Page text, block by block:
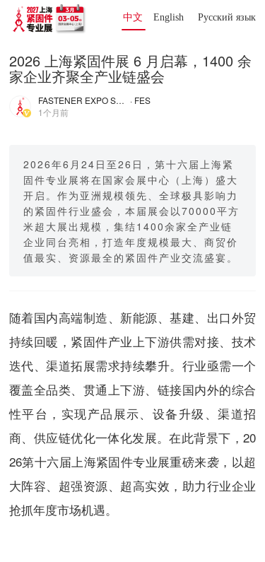
中文 English Русский язык
2026 上海紧固件展 6 月启幕，1400 余
家企业齐聚全产业链盛会
FASTENER EXPO SHANGHAI · FES
1个月前
2026年6月24日至26日，第十六届上海紧
固件专业展将在国家会展中心（上海）盛大
开启。作为亚洲规模领先、全球极具影响力
的紧固件行业盛会，本届展会以70000平方
米超大展出规模，集结1400余家全产业链
企业同台亮相，打造年度规模最大、商贸价
值最实、资源最全的紧固件产业交流盛宴。
随着国内高端制造、新能源、基建、出口外贸
持续回暖，紧固件产业上下游供需对接、技术
迭代、渠道拓展需求持续攀升。行业亟需一个
覆盖全品类、贯通上下游、链接国内外的综合
性平台，实现产品展示、设备升级、渠道招
商、供应链优化一体化发展。在此背景下，20
26第十六届上海紧固件专业展重磅来袭，以超
大阵容、超强资源、超高实效，助力行业企业
抢抓年度市场机遇。